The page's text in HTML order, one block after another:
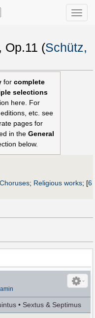
Toggle
Op.11 (Schütz,
for complete
selections
here. For
etc. see
pages for
in the General
below.
Choruses; Religious works; [6
• Sextus & Septimus